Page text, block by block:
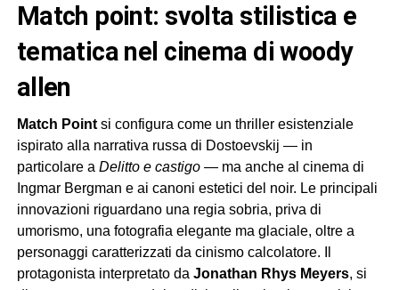
match point: svolta stilistica e
tematica nel cinema di woody
allen
Match Pointsi configura come un thriller esistenziale
ispirato alla narrativa russa di Dostoevskij — in
particolare a Delitto e castigo— ma anche al cinema di
Ingmar Bergman e ai canoni estetici del noir. Le principali
innovazioni riguardano una regia sobria, priva di
umorismo, una fotografia elegante ma glaciale, oltre a
personaggi caratterizzati da cinismo calcolatore. Il
protagonista interpretato da Jonathan Rhys Meyers, si